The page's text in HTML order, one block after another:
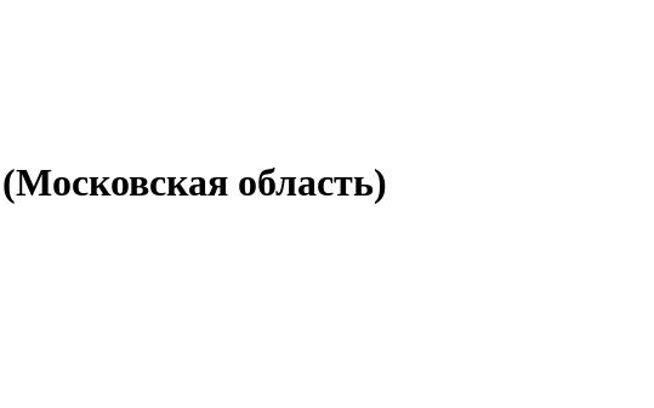
область)